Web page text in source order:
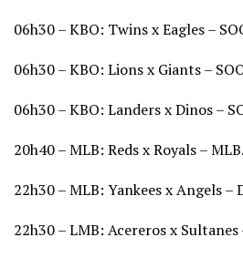
06h30 – KBO: Twins x Eagles –
06h30 – KBO: Lions x Giants –
06h30 – KBO: Landers x Dinos –
20h40 – MLB: Reds x Royals –
22h30 – MLB: Yankees x Angels –
22h30 – LMB: Acereros x Sultanes